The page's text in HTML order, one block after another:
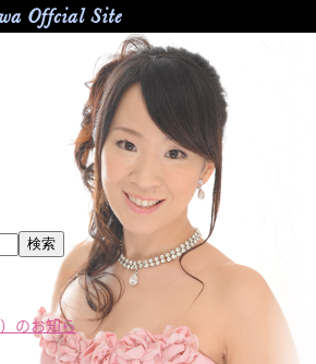
Offcial Site
検索
のお知ら